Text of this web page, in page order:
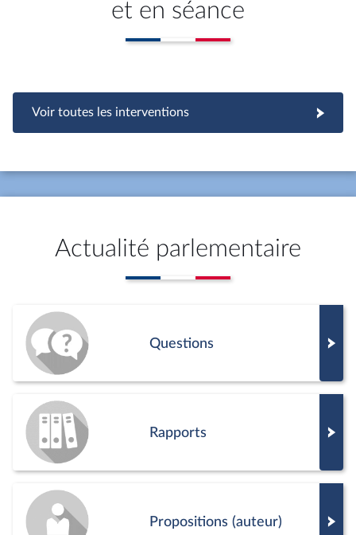
et en séance
Voir toutes les interventions
Actualité parlementaire
Questions
Rapports
Propositions (auteur)